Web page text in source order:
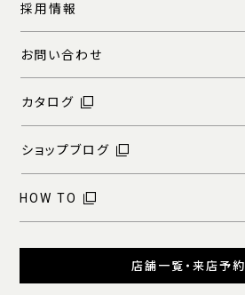
採用情報
お問い合わせ
カタログ
ショップブログ
HOW TO
店舗一覧・来店予約